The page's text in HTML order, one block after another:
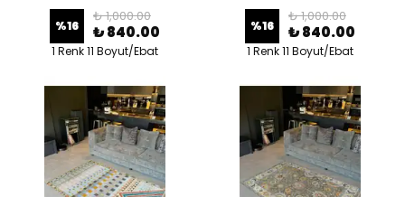
%16
₺ 1,000.00
₺ 840.00
1 Renk 11 Boyut/Ebat
%16
₺ 1,000.00
₺ 840.00
1 Renk 11 Boyut/Ebat